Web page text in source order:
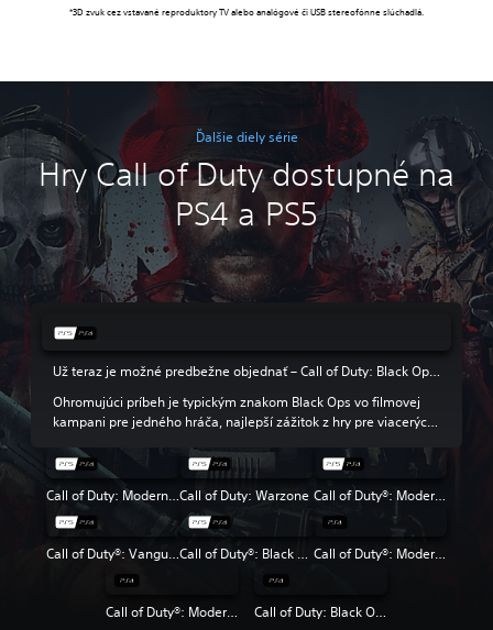
*3D zvuk cez vstavané reproduktory TV alebo analógové či USB stereofónne slúchadlá.
Ďalšie diely série
Hry Call of Duty dostupné na
PS4 a PS5
Už teraz je možné predbežne objednať – Call of Duty: Black Ops 6
Ohromujúci príbeh je typickým znakom Black Ops vo filmovej
kampani pre jedného hráča, najlepší zážitok z hry pre viacerých
Zombies.
Call of Duty: Modern Warfare IIICall of Duty: Warzone Call of Duty®: Modern Warfare® II
Call of Duty®: Vanguard Call of Duty®: Black Ops Cold War Call of Duty®: Modern Warfare®
Call of Duty®: Modern Warfare® 2 Campaign Remastered Call of Duty: Black Ops 4